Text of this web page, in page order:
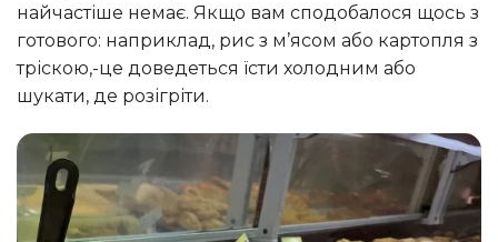
найчастіше немає. Якщо вам сподобалося щось з
готового: наприклад, рис з м’ясом або картопля з
тріскою,-це доведеться їсти холодним або
шукати, де розігріти.